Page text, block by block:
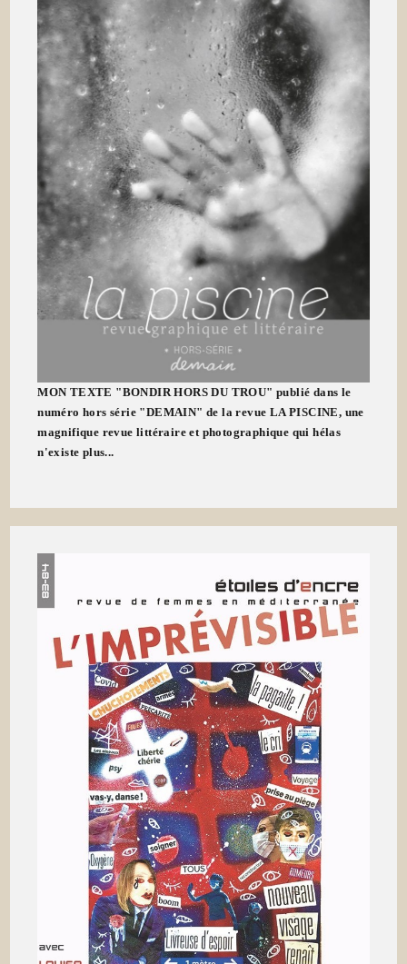
MON TEXTE "BONDIR HORS DU TROU" publié dans le
numéro hors série "DEMAIN" de la revue LA PISCINE, une
magnifique revue littéraire et photographique qui hélas
n'existe plus...